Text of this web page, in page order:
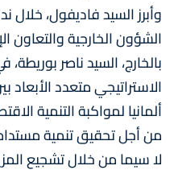
وأبرز السيد فاديفول،
الشؤون الخارجية والتعاون
بالخارج، السيد ناصر بوريطة،
الاستراتيجي متعدد الأبعاد
ألمانيا لمواكبة التنمية
من أجل تحقيق تنمية
لا سيما من خلال تشجيع